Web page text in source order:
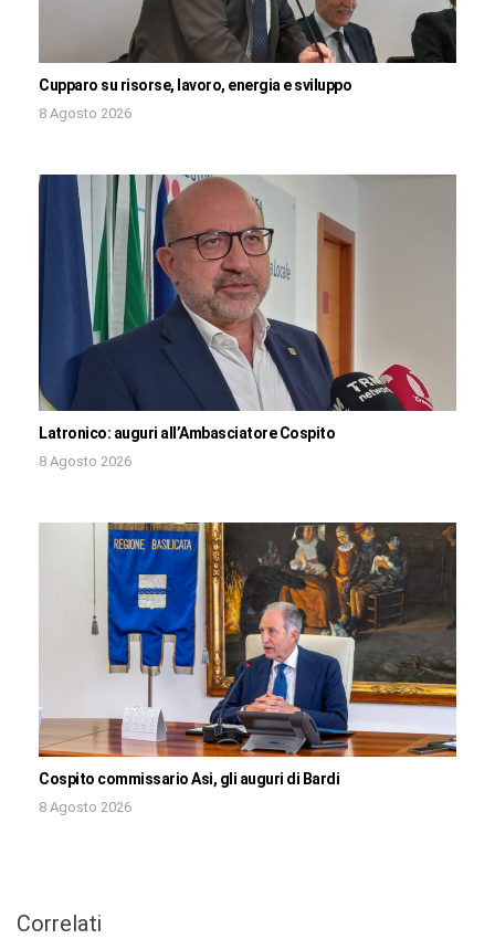
Cupparo su risorse, lavoro, energia e sviluppo
8 Agosto 2026
Latronico: auguri all’Ambasciatore Cospito
8 Agosto 2026
Cospito commissario Asi, gli auguri di Bardi
8 Agosto 2026
Correlati